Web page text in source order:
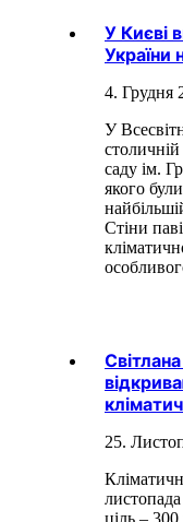
У Києві
України
4. Грудня
У
саду ім.
якого
Стіни
25.
ціль – 300